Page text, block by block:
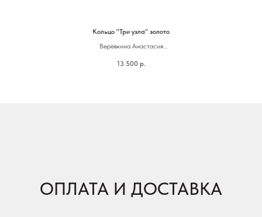
Кольцо "Три узла" золото
Верёвкина Анастасия
Латунь, золочение
13 500 р.
ОПЛАТА И ДОСТАВКА